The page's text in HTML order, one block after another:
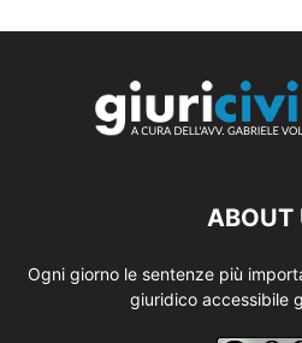
ABOUT
Ogni giorno le sentenze più
giuridico accessibile